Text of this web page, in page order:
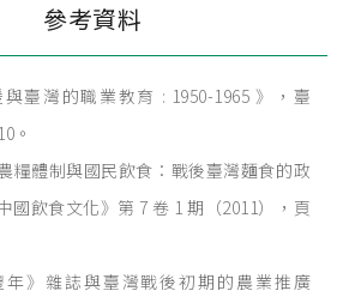
參考資料
臺灣的職業教育 : 1950-1965 》，臺
。
糧體制與國民飲食：戰後臺灣麵食的政
國飲食文化》第 7 卷 1 期（2011），頁
年》雜誌與臺灣戰後初期的農業推廣